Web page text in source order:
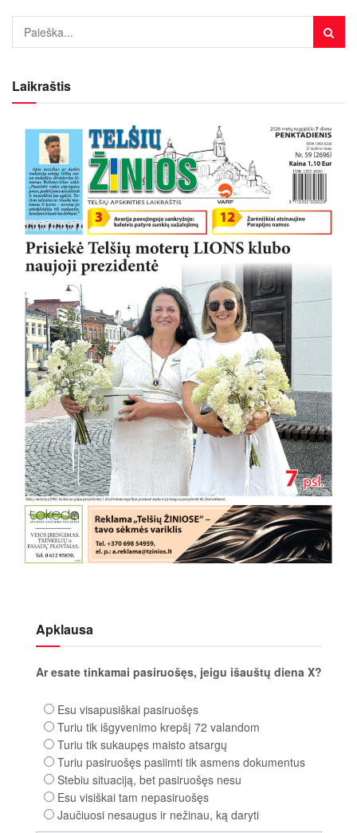
Laikraštis
Apklausa
Ar esate tinkamai pasiruošęs, jeigu išauštų diena X?
Esu visapusiškai pasiruošęs
Turiu tik išgyvenimo krepšį 72 valandom
Turiu tik sukaupęs maisto atsargų
Turiu pasiruošęs pasiimti tik asmens dokumentus
Stebiu situaciją, bet pasiruošęs nesu
Esu visiškai tam nepasiruošęs
Jaučiuosi nesaugus ir nežinau, ką daryti